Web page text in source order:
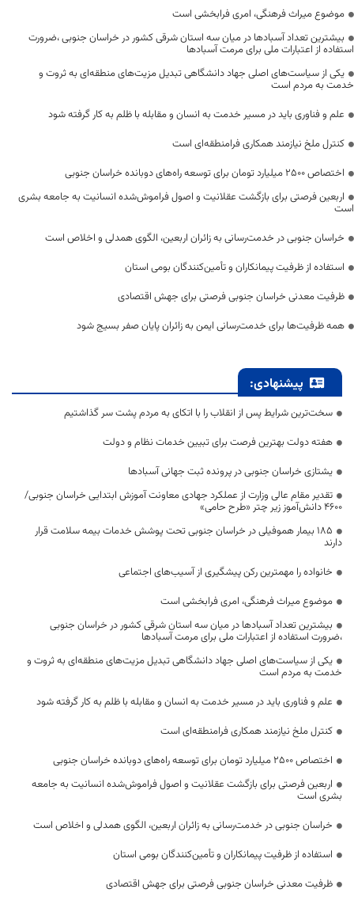
موضوع میراث فرهنگی، امری فرابخشی است
بیشترین تعداد آسبادها در میان سه استان شرقی کشور در خراسان جنوبی ،ضرورت
استفاده از اعتبارات ملی برای مرمت آسبادها
یکی از سیاست‌های اصلی جهاد دانشگاهی تبدیل مزیت‌های منطقه‌ای به ثروت و
خدمت به مردم است
علم و فناوری باید در مسیر خدمت به انسان و مقابله با ظلم به کار گرفته شود
کنترل ملخ نیازمند همکاری فرامنطقه‌ای است
اختصاص 2500 میلیارد تومان برای توسعه راه‌های دوبانده خراسان جنوبی
اربعین فرصتی برای بازگشت عقلانیت و اصول فراموش‌شده انسانیت به جامعه بشری
است
خراسان جنوبی در خدمت‌رسانی به زائران اربعین، الگوی همدلی و اخلاص است
استفاده از ظرفیت پیمانکاران و تأمین‌کنندگان بومی استان
ظرفیت معدنی خراسان جنوبی فرصتی برای جهش اقتصادی
همه ظرفیت‌ها برای خدمت‌رسانی ایمن به زائران پایان صفر بسیج شود
پیشنهادی:
سخت‌ترین شرایط پس از انقلاب را با اتکای به مردم پشت سر گذاشتیم
هفته دولت بهترین فرصت برای تبیین خدمات نظام و دولت
یشتازی خراسان جنوبی در پرونده ثبت جهانی آسبادها
تقدیر مقام عالی وزارت از عملکرد جهادی معاونت آموزش ابتدایی خراسان جنوبی/
۴۶۰۰ دانش‌آموز زیر چتر «طرح حامی»
۱۸۵ بیمار هموفیلی در خراسان جنوبی تحت پوشش خدمات بیمه سلامت قرار
دارند
خانواده را مهمترین رکن پیشگیری از آسیب‌های اجتماعی
موضوع میراث فرهنگی، امری فرابخشی است
بیشترین تعداد آسبادها در میان سه استان شرقی کشور در خراسان جنوبی
،ضرورت استفاده از اعتبارات ملی برای مرمت آسبادها
یکی از سیاست‌های اصلی جهاد دانشگاهی تبدیل مزیت‌های منطقه‌ای به ثروت و
خدمت به مردم است
علم و فناوری باید در مسیر خدمت به انسان و مقابله با ظلم به کار گرفته شود
کنترل ملخ نیازمند همکاری فرامنطقه‌ای است
اختصاص 2500 میلیارد تومان برای توسعه راه‌های دوبانده خراسان جنوبی
اربعین فرصتی برای بازگشت عقلانیت و اصول فراموش‌شده انسانیت به جامعه
بشری است
خراسان جنوبی در خدمت‌رسانی به زائران اربعین، الگوی همدلی و اخلاص است
استفاده از ظرفیت پیمانکاران و تأمین‌کنندگان بومی استان
ظرفیت معدنی خراسان جنوبی فرصتی برای جهش اقتصادی